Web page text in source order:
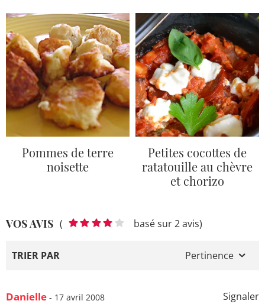
Pommes de terre
noisette
Petites cocottes de
ratatouille au chèvre
et chorizo
VOS AVIS ( basé sur 2 avis)
TRIER PAR Pertinence
Signaler
Danielle - 17 avril 2008